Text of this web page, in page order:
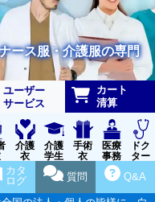
ース服・介護服の専門
ユーザー
サービス
カート
清算
介護
衣
介護
学生
実習
衣
手術
衣
医療
事務
受付
ドク
ター
ア
Q&A
質問
カタ
ログ